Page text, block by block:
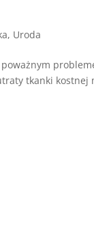
, Uroda
tkanki kostnej